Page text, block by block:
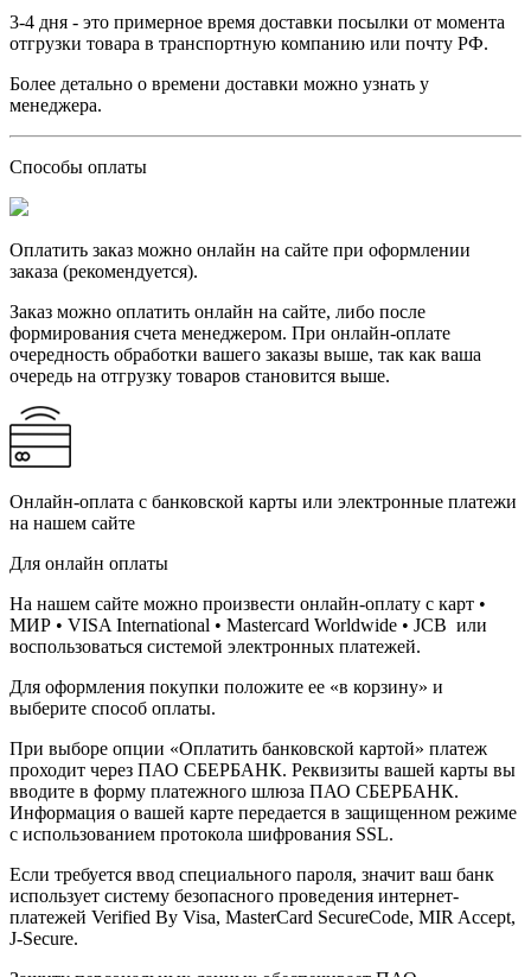
3-4 дня - это примерное время доставки посылки от момента
отгрузки товара в транспортную компанию или почту РФ.
Более детально о времени доставки можно узнать у
менеджера.
Способы оплаты
Оплатить заказ можно онлайн на сайте при оформлении
заказа (рекомендуется).
Заказ можно оплатить онлайн на сайте, либо после
формирования счета менеджером. При онлайн-оплате
очередность обработки вашего заказы выше, так как ваша
очередь на отгрузку товаров становится выше.
Онлайн-оплата с банковской карты или электронные платежи
на нашем сайте
Для онлайн оплаты
На нашем сайте можно произвести онлайн-оплату с карт •
МИР • VISA International • Mastercard Worldwide • JCB или
воспользоваться системой электронных платежей.
Для оформления покупки положите ее «в корзину» и
выберите способ оплаты.
При выборе опции «Оплатить банковской картой» платеж
проходит через ПАО СБЕРБАНК. Реквизиты вашей карты вы
вводите в форму платежного шлюза ПАО СБЕРБАНК.
Информация о вашей карте передается в защищенном режиме
с использованием протокола шифрования SSL.
Если требуется ввод специального пароля, значит ваш банк
использует систему безопасного проведения интернет-
платежей Verified By Visa, MasterCard SecureCode, MIR Accept,
J-Secure.